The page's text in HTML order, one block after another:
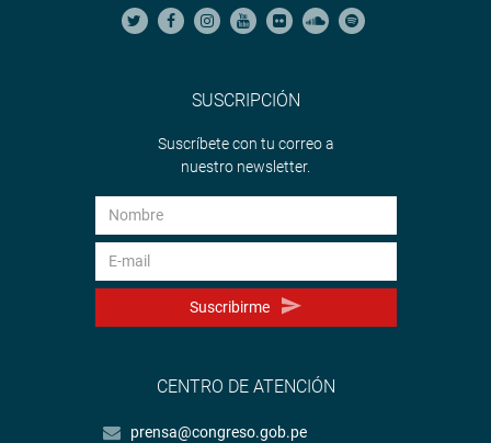
SUSCRIPCIÓN
Suscríbete con tu correo a
nuestro newsletter.
Suscribirme
CENTRO DE ATENCIÓN
prensa@congreso.gob.pe